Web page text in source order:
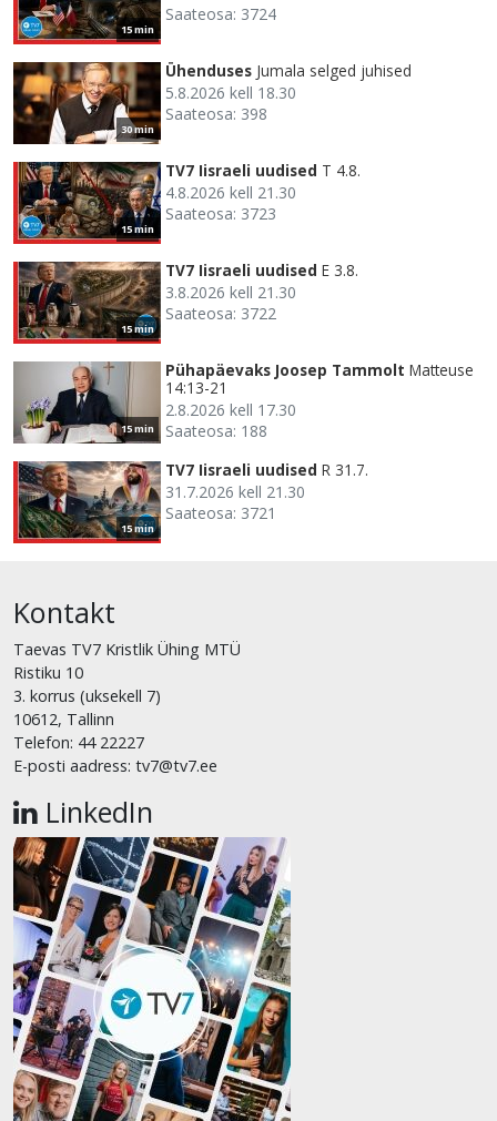
15 min
Saateosa: 3724
30 min
Ühenduses Jumala selged juhised
5.8.2026 kell 18.30
Saateosa: 398
15 min
TV7 Iisraeli uudised T 4.8.
4.8.2026 kell 21.30
Saateosa: 3723
15 min
TV7 Iisraeli uudised E 3.8.
3.8.2026 kell 21.30
Saateosa: 3722
15 min
Pühapäevaks Joosep Tammolt Matteuse
14:13-21
2.8.2026 kell 17.30
Saateosa: 188
15 min
TV7 Iisraeli uudised R 31.7.
31.7.2026 kell 21.30
Saateosa: 3721
Kontakt
Taevas TV7 Kristlik Ühing MTÜ
Ristiku 10
3. korrus (uksekell 7)
10612, Tallinn
Telefon: 44 22227
E-posti aadress: tv7@tv7.ee
LinkedIn